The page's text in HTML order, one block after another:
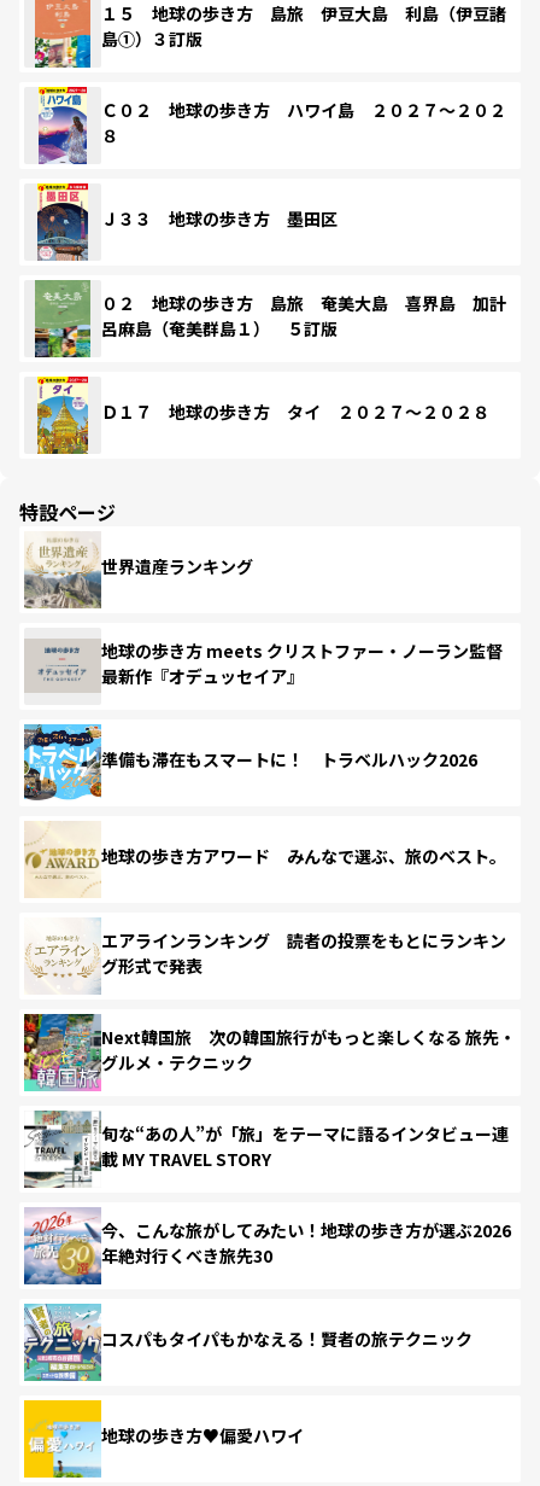
１５ 地球の歩き方 島旅 伊豆大島 利島（伊豆諸
島①）３訂版
Ｃ０２ 地球の歩き方 ハワイ島 ２０２７～２０２
８
Ｊ３３ 地球の歩き方 墨田区
０２ 地球の歩き方 島旅 奄美大島 喜界島 加計
呂麻島（奄美群島１） ５訂版
Ｄ１７ 地球の歩き方 タイ ２０２７～２０２８
特設ページ
世界遺産ランキング
地球の歩き方 meets クリストファー・ノーラン監督
最新作『オデュッセイア』
準備も滞在もスマートに！ トラベルハック2026
地球の歩き方アワード みんなで選ぶ、旅のベスト。
エアラインランキング 読者の投票をもとにランキン
グ形式で発表
Next韓国旅 次の韓国旅行がもっと楽しくなる 旅先・
グルメ・テクニック
旬な“あの人”が「旅」をテーマに語るインタビュー連
載 MY TRAVEL STORY
今、こんな旅がしてみたい！地球の歩き方が選ぶ2026
年絶対行くべき旅先30
コスパもタイパもかなえる！賢者の旅テクニック
地球の歩き方♥偏愛ハワイ